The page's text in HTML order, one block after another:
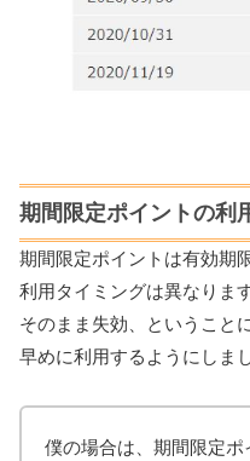
期間限定ポイントの利
期間限定ポイントは有効期
利用タイミングは異なりま
そのまま失効、ということ
早めに利用するようにしま
僕の場合は、期間限定ポ